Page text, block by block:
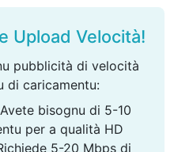
Upload Velocità!
pubblicità di velocità
di caricamentu:
Avete bisognu di 5-10
per a qualità HD
5-20 Mbps di